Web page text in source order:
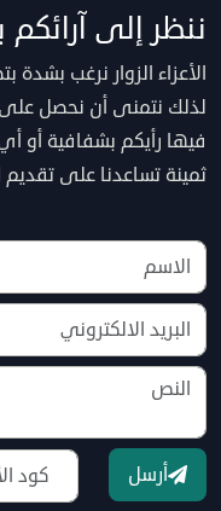
ننظر إلى
الأعزاء الزوار نرغب
لذلك نتمنى أن نحصل على
فيها رأيكم بشفافية أو
ثمينة تساعدنا على
أرسل